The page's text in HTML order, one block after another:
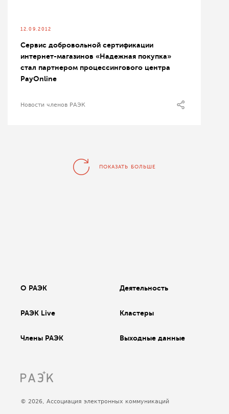
12.09.2012
Сервис добровольной сертификации
интернет-магазинов «Надежная покупка»
стал партнером процессингового центра
PayOnline
Новости членов РАЭК
ПОКАЗАТЬ БОЛЬШЕ
О РАЭК Деятельность
РАЭК Live Кластеры
Члены РАЭК Выходные данные
© 2026, Ассоциация электронных коммуникаций